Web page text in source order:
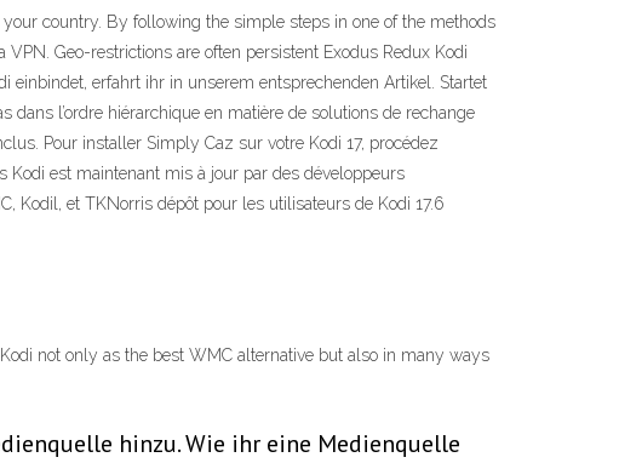
country. By following the simple steps in one of the methods
Geo-restrictions are often persistent Exodus Redux Kodi
erfahrt ihr in unserem entsprechenden Artikel. Startet
l’ordre hiérarchique en matière de solutions de rechange
Pour installer Simply Caz sur votre Kodi 17, procédez
Kodi est maintenant mis à jour par des développeurs
Kodil, et TKNorris dépôt pour les utilisateurs de Kodi 17.6
not only as the best WMC alternative but also in many ways
hinzu. Wie ihr eine Medienquelle